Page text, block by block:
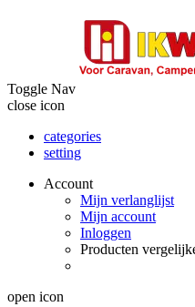
Toggle Nav
close icon
categories
setting
Account
Mijn verlanglijst
Mijn account
Inloggen
Producten
open icon